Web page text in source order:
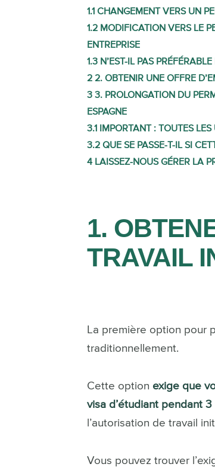
1.1 CHANGEMENT VERS UN
1.2 MODIFICATION VERS LE
ENTREPRISE
1.3 N’EST-IL PAS
2 2. OBTENIR UNE OFFRE
3 3. PROLONGATION DU
ESPAGNE
3.1
IMPORTANT : TOUTES
3.2 QUE SE PASSE-T-IL SI
4 LAISSEZ-NOUS GÉRER LA
1.
TRAVAIL
La première option pour
traditionnellement.
Cette option exige que
visa d’étudiant pendant
l’autorisation de travail
Vous pouvez trouver